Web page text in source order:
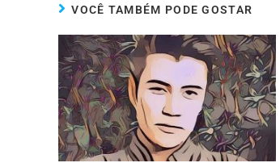
VOCÊ TAMBÉM PODE GOSTAR